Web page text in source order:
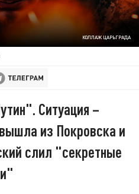
КОЛЛАЖ ЦАРЬГРАДА
Ситуация –
из Покровска и
слил "секретные